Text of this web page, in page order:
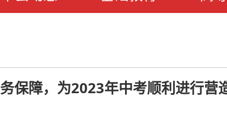
保障，为2023年中考顺利进行营